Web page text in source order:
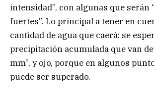
intensidad”, con algunas que serán
fuertes”. Lo principal a tener en
cantidad de agua que caerá: se
precipitación acumulada que van de
mm”, y ojo, porque en algunos
puede ser superado.